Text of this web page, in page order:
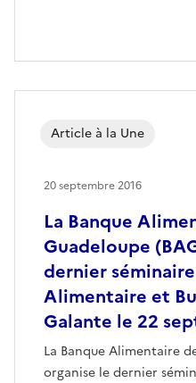
La Banque
Guadeloupe
dernier
Alimentaire et
Galante le 22
La Banque Alimentaire
organise le dernier
Article à la Une
20 septembre 2016